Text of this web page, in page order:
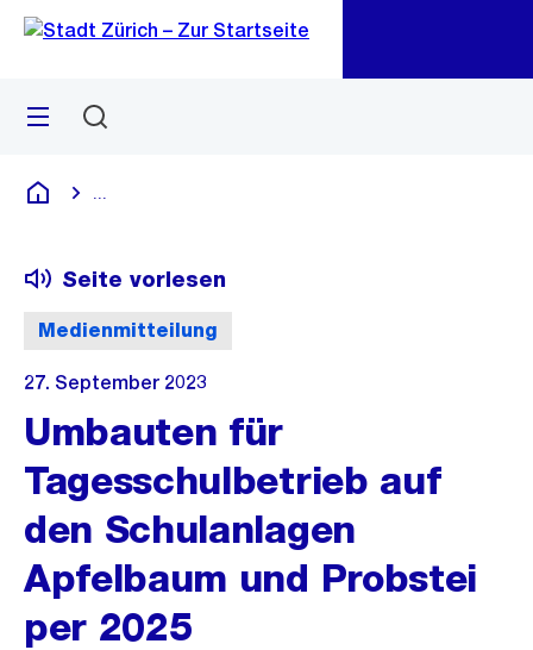
Navigation
Sprunglink
Menü
Deutsch
Medienmitteilung
Seite vorlesen
27. September 2023
Umbauten für
Tagesschulbetrieb auf
den Schulanlagen
Apfelbaum und Probstei
per 2025